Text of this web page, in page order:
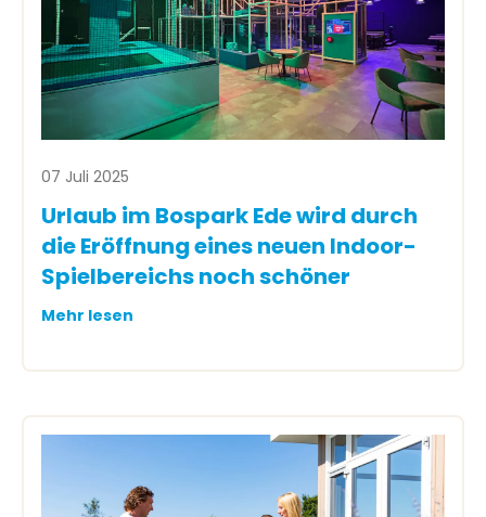
07 Juli 2025
Urlaub im Bospark Ede wird durch
die Eröffnung eines neuen Indoor-
Spielbereichs noch schöner
Mehr lesen